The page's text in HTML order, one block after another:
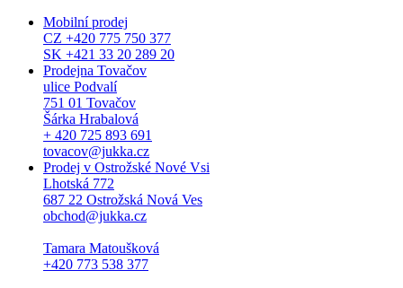
Mobilní prodej
CZ +420 775 750 377
SK +421 33 20 289 20
Prodejna Tovačov
ulice Podvalí
751 01 Tovačov
Šárka Hrabalová
+ 420 725 893 691
tovacov@jukka.cz
Prodej v Ostrožské Nové Vsi
Lhotská 772
687 22 Ostrožská Nová Ves
obchod@jukka.cz
Tamara Matoušková
+420 773 538 377